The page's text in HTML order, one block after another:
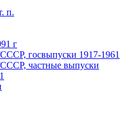
п.
г
госвыпуски 1917-1961
частные выпуски